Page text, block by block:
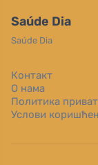
Saúde Dia
Saúde Dia
Контакт
О нама
Политика
Услови